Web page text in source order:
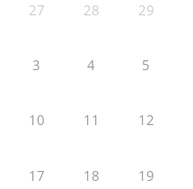
27 28 29
3 4 5
10 11 12
17 18 19